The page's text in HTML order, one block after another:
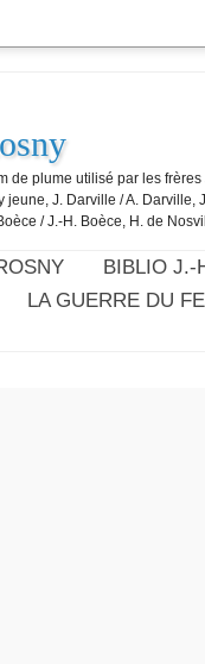
de plume utilisé par les
jeune, J. Darville / A.
/ J.-H. Boèce, H. de
BIBLIO J.-
LA GUERRE DU